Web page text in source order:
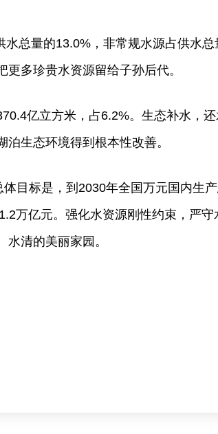
总量的13.0%，非常规水源占供水
多珍贵水资源留给子孙后代。
亿立方米，占6.2%。生态补水，
生态环境得到根本性改善。
目标是，到2030年全国万元国内生
万亿元。强化水资源刚性约束，严
清的美丽家园。